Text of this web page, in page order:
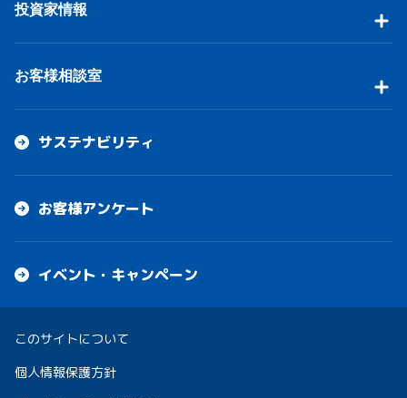
投資家情報
お客様相談室
サステナビリティ
お客様アンケート
イベント・キャンペーン
このサイトについて
個人情報保護方針